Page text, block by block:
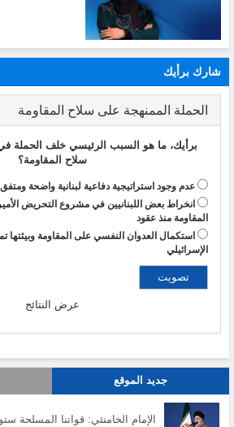
شارك برأيك
الحملة الممنهجة على سلاح المقاومة
برأيك، ما هو السبب الرئيسي خلف الحملة في
سلاح المقاومة؟
عدم وجود استراتيجية دفاعية لبنانية واضحة ومتفق
انخراط بعض اللبنانيين في مشروع التحريض
المقاومة منذ عقود
استكمال العدوان النفسي على المقاومة وبيئتها
الإسرائيلي
عرض النتائج
جديد الموقع
الإمام الخامنئي: قواتنا المسلحة